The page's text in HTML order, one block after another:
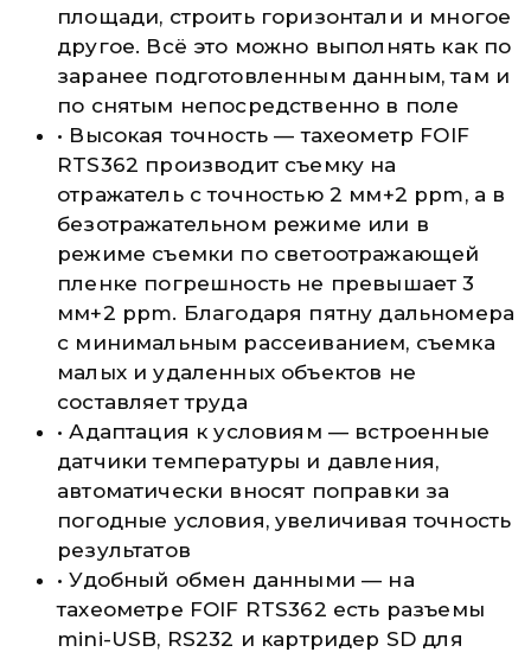
площади, строить горизонтали и многое
другое. Всё это можно выполнять как по
заранее подготовленным данным, там и
по снятым непосредственно в поле
• Высокая точность — тахеометр FOIF
RTS362 производит съемку на
отражатель с точностью 2 мм+2 ppm, а в
безотражательном режиме или в
режиме съемки по светоотражающей
пленке погрешность не превышает 3
мм+2 ppm. Благодаря пятну дальномера
с минимальным рассеиванием, съемка
малых и удаленных объектов не
составляет труда
• Адаптация к условиям — встроенные
датчики температуры и давления,
автоматически вносят поправки за
погодные условия, увеличивая точность
результатов
• Удобный обмен данными — на
тахеометре FOIF RTS362 есть разъемы
mini-USB, RS232 и картридер SD для